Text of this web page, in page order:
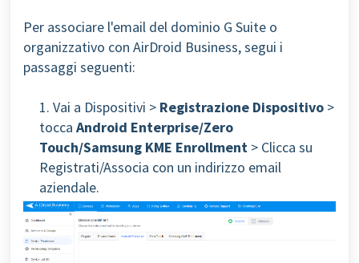
Per associare l'email del dominio G Suite o
organizzativo con AirDroid Business, segui i
passaggi seguenti:
1. Vai a Dispositivi > Registrazione Dispositivo >
tocca Android Enterprise/Zero
Touch/Samsung KME Enrollment > Clicca su
Registrati/Associa con un indirizzo email
aziendale.